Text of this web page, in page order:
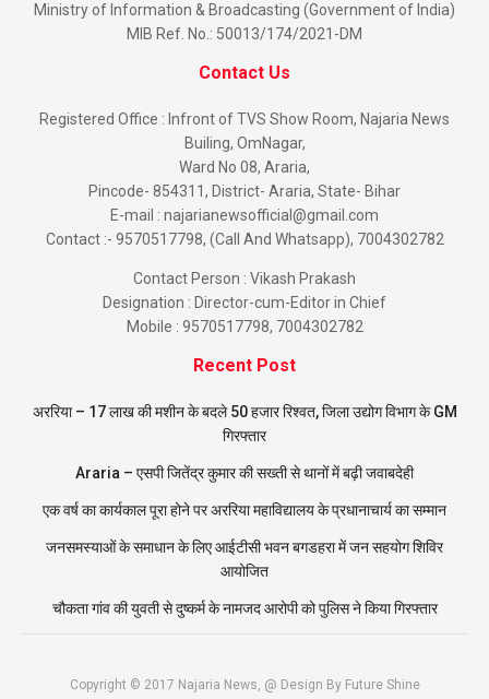
Ministry of Information & Broadcasting (Government of India)
MIB Ref. No.: 50013/174/2021-DM
Contact Us
Registered Office : Infront of TVS Show Room, Najaria News
Builing, OmNagar,
Ward No 08, Araria,
Pincode- 854311, District- Araria, State- Bihar
E-mail : najarianewsofficial@gmail.com
Contact :- 9570517798, (Call And Whatsapp), 7004302782
Contact Person : Vikash Prakash
Designation : Director-cum-Editor in Chief
Mobile : 9570517798, 7004302782
Recent Post
अररिया – 17 लाख की मशीन के बदले 50 हजार रिश्वत, जिला उद्योग विभाग के GM
गिरफ्तार
Araria – एसपी जितेंद्र कुमार की सख्ती से थानों में बढ़ी जवाबदेही
एक वर्ष का कार्यकाल पूरा होने पर अररिया महाविद्यालय के प्रधानाचार्य का सम्मान
जनसमस्याओं के समाधान के लिए आईटीसी भवन बगडहरा में जन सहयोग शिविर
आयोजित
चौकता गांव की युवती से दुष्कर्म के नामजद आरोपी को पुलिस ने किया गिरफ्तार
Copyright © 2017 Najaria News, @ Design By Future Shine